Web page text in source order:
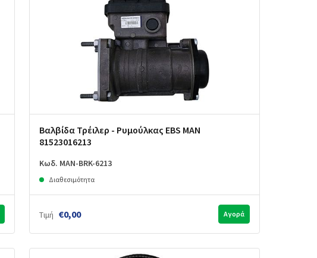
Βαλβίδα Τρέιλερ - Ρυμούλκας EBS MAN
81523016213
Κωδ. MAN-BRK-6213
Διαθεσιμότητα
Τιμή €0,00 Αγορά